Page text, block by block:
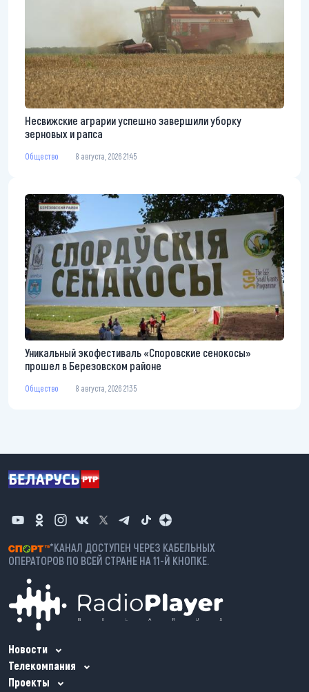
Несвижские аграрии успешно завершили уборку
зерновых и рапса
Общество 8 августа, 2026 21:45
Уникальный экофестиваль «Споровские сенокосы»
прошел в Березовском районе
Общество 8 августа, 2026 21:35
*КАНАЛ ДОСТУПЕН ЧЕРЕЗ КАБЕЛЬНЫХ
ОПЕРАТОРОВ ПО ВСЕЙ СТРАНЕ НА 11-Й КНОПКЕ.
Новости
Телекомпания
Проекты